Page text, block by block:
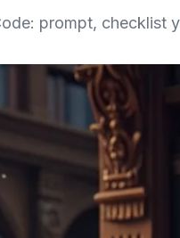
prompt, checklist